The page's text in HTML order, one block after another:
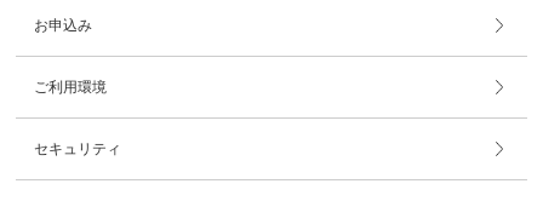
お申込み
ご利用環境
セキュリティ